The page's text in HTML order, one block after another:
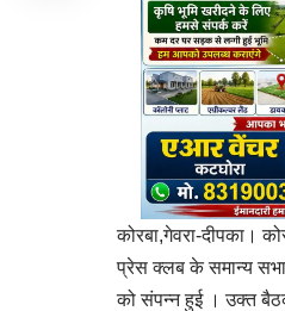
कोरबा,गेवरा-दीपका।
प्रेस क्लब के समान्य
को संपन्न हुई । उक्त